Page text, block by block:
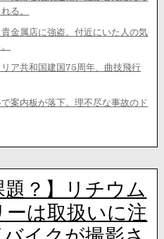
る。
貴金属店に強盗。付近にいた人の気
リア共和国建国75周年、曲技飛行
で案内板が落下。理不尽な事故のド
題？】リチウム
は取扱いに注